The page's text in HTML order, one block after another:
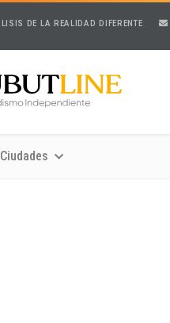
DE LA REALIDAD DIFERENTE
Ciudades